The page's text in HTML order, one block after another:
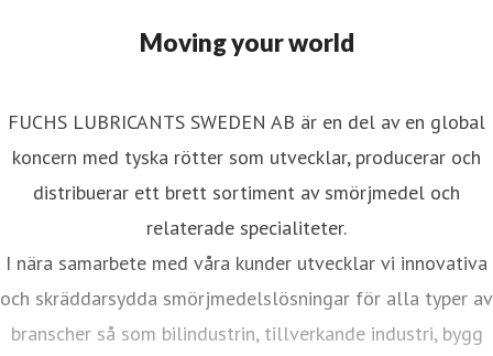
Moving your world
FUCHS LUBRICANTS SWEDEN AB är en del av en global
koncern med tyska rötter som utvecklar, producerar och
distribuerar ett brett sortiment av smörjmedel och
relaterade specialiteter.
I nära samarbete med våra kunder utvecklar vi innovativa
och skräddarsydda smörjmedelslösningar för alla typer av
branscher så som bilindustrin, tillverkande industri, bygg